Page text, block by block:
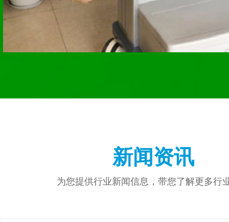
新闻资讯
为您提供行业新闻信息，带您了解更多行